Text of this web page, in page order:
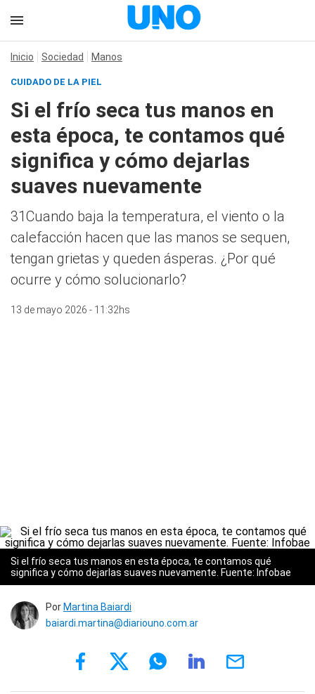
Inicio Sociedad Manos
CUIDADO DE LA PIEL
Si el frío seca tus manos en
esta época, te contamos qué
significa y cómo dejarlas
suaves nuevamente
31Cuando baja la temperatura, el viento o la
calefacción hacen que las manos se sequen,
tengan grietas y queden ásperas. ¿Por qué
ocurre y cómo solucionarlo?
13 de mayo 2026 - 11:32hs
Si el frío seca tus manos en esta época, te contamos qué
significa y cómo dejarlas suaves nuevamente. Fuente: Infobae
Por Martina Baiardi
baiardi.martina@diariouno.com.ar